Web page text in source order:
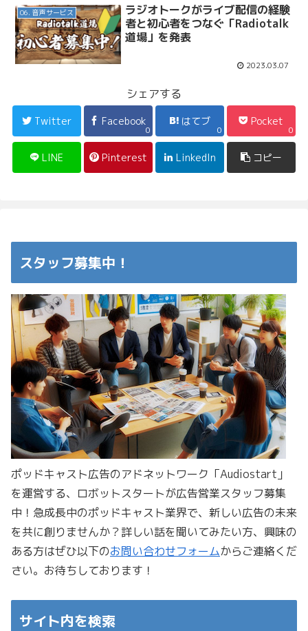
06. 音声サービス
ラジオトークがライブ配信の経験
者と初心者をつなぐ「Radiotalk
道場」を発表
2023.03.07
シェアする
Twitter Facebook
0
はてブ
0
Pocket
0
LINE Pinterest LinkedIn コピー
スタッフ募集中！
ポッドキャスト広告のアドネットワーク「Audiostart」
を運営する、ロボットスタートが広告営業スタッフ募集
中！急成長中のポッドキャスト業界で、新しい広告の未来
を共に創りませんか？詳しい話を聞いてみたい方、興味の
ある方はぜひ以下のお問い合わせフォームからご連絡くだ
さい。お待ちしております！
サイト内を検索